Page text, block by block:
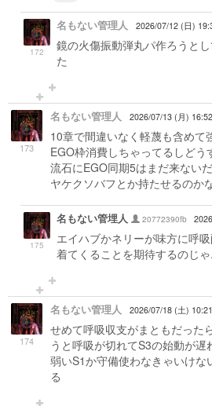
172
名もない管理人 2026/07/12 (日)
鏡の火傷振動弾丸パ作ろうと
た
173
名もない管理人 2026/07/13 (月)
10章で間違いなく軽蔑も含めて
EGO枠消費しちゃってるしどう
流石にEGO同期5はまだ来ない
ヤケクソバフとか持たせるのか
175
名もない管埋人 20772390fb
エイハブかネリーが味方に呼
着てくることを期待するのじ
174
名もない管理人 2026/07/18 (土)
せめて呼吸収支がまともだっ
うと呼吸が切れてS3の始動が
弱いS1か守備使わなきゃいけ
る